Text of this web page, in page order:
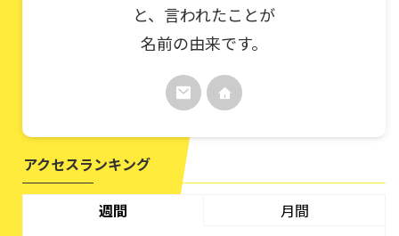
と、言われたことが
名前の由来です。
アクセスランキング
週間 月間